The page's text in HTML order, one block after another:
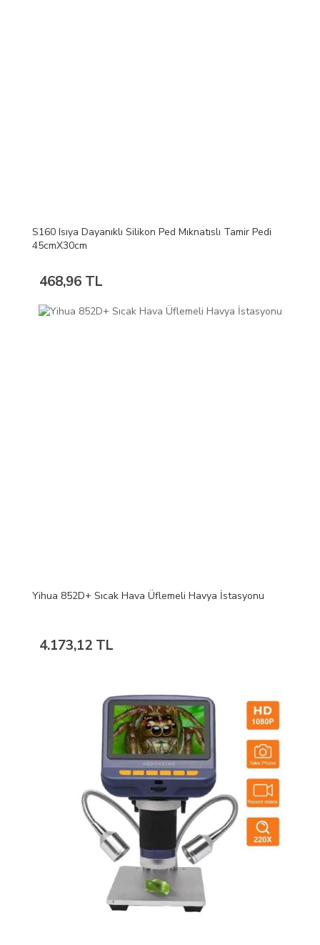
S160 Isıya Dayanıklı Silikon Ped Mıknatıslı Tamir Pedi
45cmX30cm
468,96 TL
Yihua 852D+ Sıcak Hava Üflemeli Havya İstasyonu
4.173,12 TL